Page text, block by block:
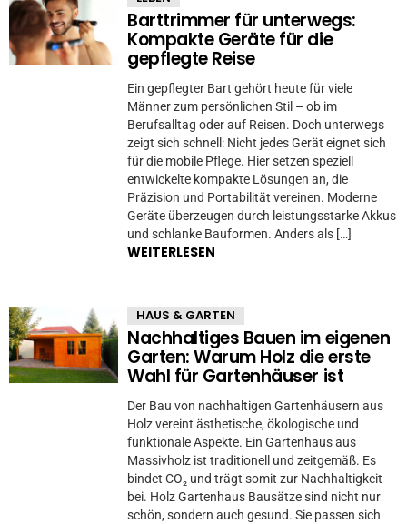
Barttrimmer für unterwegs:
Kompakte Geräte für die
gepflegte Reise
Ein gepflegter Bart gehört heute für viele
Männer zum persönlichen Stil – ob im
Berufsalltag oder auf Reisen. Doch unterwegs
zeigt sich schnell: Nicht jedes Gerät eignet sich
für die mobile Pflege. Hier setzen speziell
entwickelte kompakte Lösungen an, die
Präzision und Portabilität vereinen. Moderne
Geräte überzeugen durch leistungsstarke Akkus
und schlanke Bauformen. Anders als […]
WEITERLESEN
HAUS & GARTEN
Nachhaltiges Bauen im eigenen
Garten: Warum Holz die erste
Wahl für Gartenhäuser ist
Der Bau von nachhaltigen Gartenhäusern aus
Holz vereint ästhetische, ökologische und
funktionale Aspekte. Ein Gartenhaus aus
Massivholz ist traditionell und zeitgemäß. Es
bindet CO₂ und trägt somit zur Nachhaltigkeit
bei. Holz Gartenhaus Bausätze sind nicht nur
schön, sondern auch gesund. Sie passen sich